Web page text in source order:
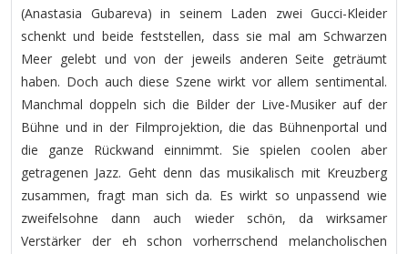
(Anastasia Gubareva) in seinem Laden zwei Gucci-Kleider
schenkt und beide feststellen, dass sie mal am Schwarzen
Meer gelebt und von der jeweils anderen Seite geträumt
haben. Doch auch diese Szene wirkt vor allem sentimental.
Manchmal doppeln sich die Bilder der Live-Musiker auf der
Bühne und in der Filmprojektion, die das Bühnenportal und
die ganze Rückwand einnimmt. Sie spielen coolen aber
getragenen Jazz. Geht denn das musikalisch mit Kreuzberg
zusammen, fragt man sich da. Es wirkt so unpassend wie
zweifelsohne dann auch wieder schön, da wirksamer
Verstärker der eh schon vorherrschend melancholischen